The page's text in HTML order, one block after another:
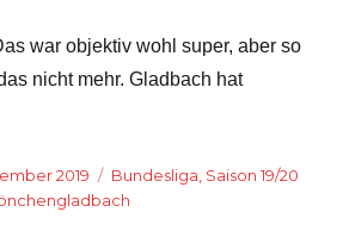
war objektiv wohl super, aber so
nicht mehr. Gladbach hat
2019 Kategorien
Bundesliga Saison 19/20